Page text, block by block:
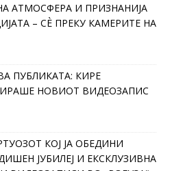
АТМОСФЕРА И ПРИЗНАНИЈА
– СÈ ПРЕКУ КАМЕРИТЕ НА
ПУБЛИКАТА: КИРЕ
НОВИОТ ВИДЕОЗАПИС
КОЈ ЈА ОБЕДИНИ
ЈУБИЛЕЈ И ЕКСКЛУЗИВНА